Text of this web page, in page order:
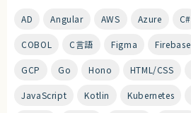
AD Angular AWS Azure C#
COBOL C言語 Figma Firebase
GCP Go Hono HTML/CSS
JavaScript Kotlin Kubernetes